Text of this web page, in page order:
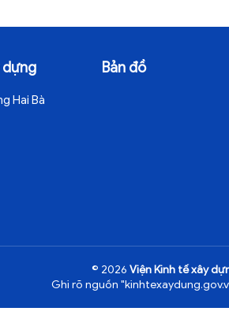
dựng
Hai Bà
Bản đồ
© 2026 Viện Kinh tế xây
Ghi rõ nguồn